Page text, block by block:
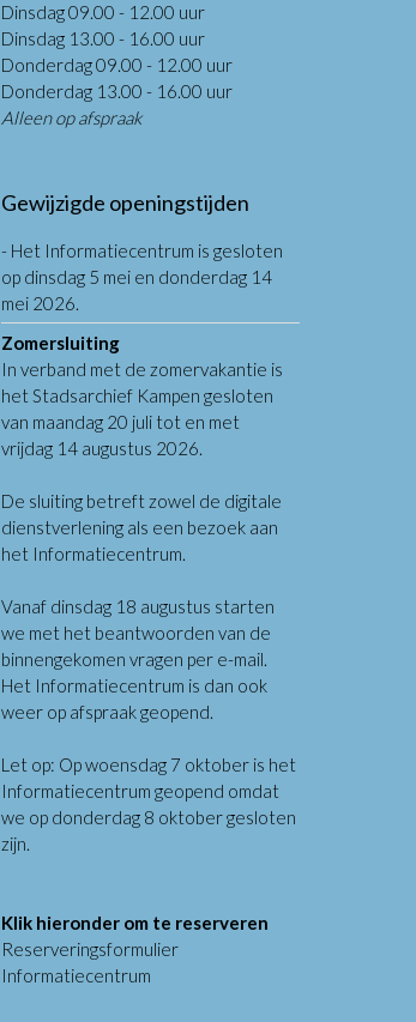
Dinsdag 09.00 - 12.00 uur
Dinsdag 13.00 - 16.00 uur
Donderdag 09.00 - 12.00 uur
Donderdag 13.00 - 16.00 uur
Alleen op afspraak
Gewijzigde openingstijden
- Het Informatiecentrum is gesloten
op dinsdag 5 mei en donderdag 14
mei 2026.
Zomersluiting
In verband met de zomervakantie is
het Stadsarchief Kampen gesloten
van maandag 20 juli tot en met
vrijdag 14 augustus 2026.
De sluiting betreft zowel de digitale
dienstverlening als een bezoek aan
het Informatiecentrum.
Vanaf dinsdag 18 augustus starten
we met het beantwoorden van de
binnengekomen vragen per e-mail.
Het Informatiecentrum is dan ook
weer op afspraak geopend.
Let op: Op woensdag 7 oktober is het
Informatiecentrum geopend omdat
we op donderdag 8 oktober gesloten
zijn.
Klik hieronder om te reserveren
Reserveringsformulier
Informatiecentrum